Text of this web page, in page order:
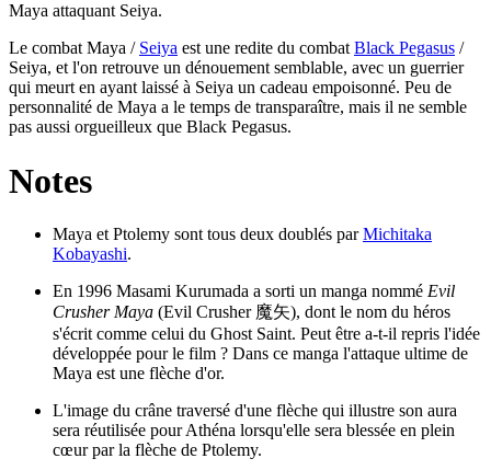
Maya attaquant Seiya.
Le combat Maya / Seiya est une redite du combat Black Pegasus /
Seiya, et l'on retrouve un dénouement semblable, avec un guerrier
qui meurt en ayant laissé à Seiya un cadeau empoisonné. Peu de
personnalité de Maya a le temps de transparaître, mais il ne semble
pas aussi orgueilleux que Black Pegasus.
Notes
Maya et Ptolemy sont tous deux doublés parMichitaka
Kobayashi.
En 1996 Masami Kurumada a sorti un manga nommé Evil
Crusher Maya (Evil Crusher 魔矢), dont le nom du héros
s'écrit comme celui du Ghost Saint. Peut être a-t-il repris l'idée
développée pour le film ? Dans ce manga l'attaque ultime de
Maya est une flèche d'or.
L'image du crâne traversé d'une flèche qui illustre son aura
sera réutilisée pour Athéna lorsqu'elle sera blessée en plein
cœur par la flèche de Ptolemy.